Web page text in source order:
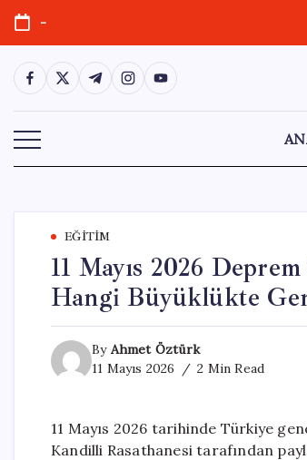
Skip
content
-
https://www.facebook.com/
https://twitter.com/
https://t.me/
https://www.instagram.com/
https://youtube.com/
EĞITIM
11 Mayıs 2026
Hangi Büyüklükte
By Ahmet Öztürk
11 Mayıs 2026
2 Min Read
11 Mayıs 2026 tarihinde Türkiye
Kandilli Rasathanesi tarafından